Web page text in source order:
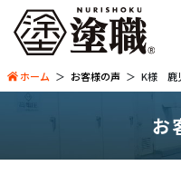
ホーム お客様の声 K様 鹿
お